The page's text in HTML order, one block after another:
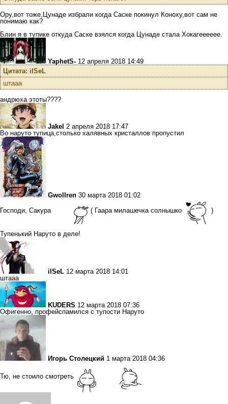
Ору,вот тоже,Цунаде избрали когда Саске покинул Коноху,вот сам не
понимаю как?
Блин я в тупике откуда Саске взялся когда Цунаде стала Хокагееееее.
YaphetS- 12 апреля 2018 14:49
Цитата: ilSeL
штааа
андрюха этоты????
Jakel 2 апреля 2018 17:47
Во наруто тупица,столько халявных кристаллов пропустил
Gwollren 30 марта 2018 01:02
Господи, Сакура ( Гаара милашечка солнышко )
Тупенький Наруто в деле!
ilSeL 12 марта 2018 14:01
штааа
KUDERS 12 марта 2018 07:36
Офигенно, профейспамился с тупости Наруто
Игорь Столецкий 1 марта 2018 04:36
Тю, не стоило смотреть